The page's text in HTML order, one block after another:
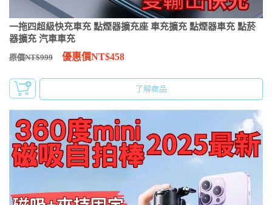
一拖四超級快充車充 點煙器擴充座 車充擴充 點煙器車充 點菸
器擴充 汽車車充
原價NT$999 優惠價NT$458
了解商品